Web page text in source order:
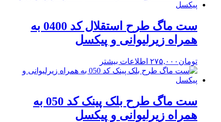
ست ماگ طرح استقلال کد 0400 به
همراه زیرلیوانی و پیکسل
تومان ۲۷۵,۰۰۰ اطلاعات بیشتر
ست ماگ طرح بلک پینک کد 050 به
همراه زیرلیوانی و پیکسل